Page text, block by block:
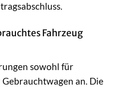
Fahrzeug
sowohl für
an. Die